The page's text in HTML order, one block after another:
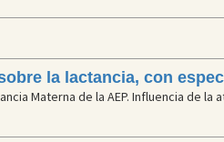
la lactancia, con
Materna de la AEP. Influencia de